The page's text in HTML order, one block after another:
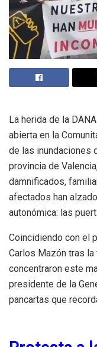
La herida de la
abierta en la
de las inundaciones
provincia de
damnificados,
afectados han
autonómica: las
Coincidiendo con el
Carlos Mazón tras
concentraron este
presidente de la
pancartas que